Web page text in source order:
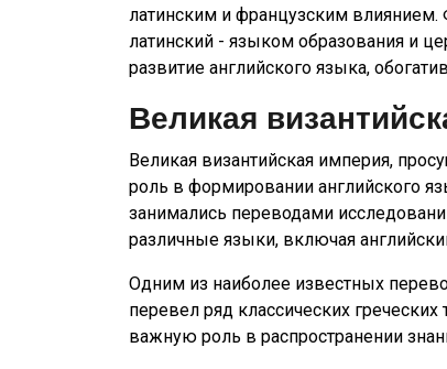
латинским и французским влиянием.
латинский - языком образования и
развитие английского языка,
Великая
Великая византийская империя,
роль в формировании английского
занимались переводами
различные языки, включая
Одним из наиболее известных
перевел ряд классических
важную роль в распространении